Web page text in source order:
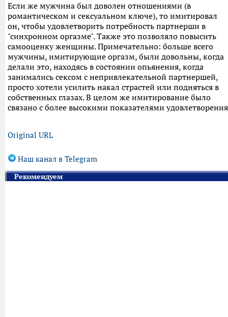
Если же мужчина был доволен отношениями (в
романтическом и сексуальном ключе), то имитировал
он, чтобы удовлетворить потребность партнерши в
"синхронном оргазме". Также это позволяло повысить
самооценку женщины. Примечательно: больше всего
мужчины, имитирующие оргазм, были довольны, когда
делали это, находясь в состоянии опьянения, когда
занимались сексом с непривлекательной партнершей,
просто хотели усилить накал страстей или подняться в
собственных глазах. В целом же имитирование было
связано с более высокими показателями
Original URL
Наш канал в Telegram
Рекомендуем